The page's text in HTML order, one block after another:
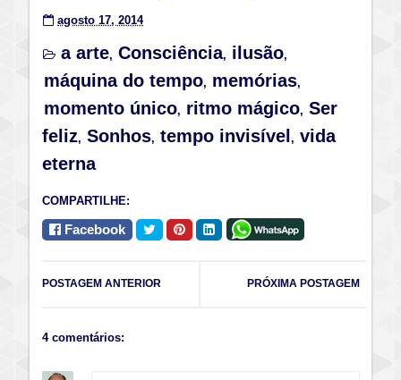
agosto 17, 2014
a arte, Consciência, ilusão,
máquina do tempo, memórias,
momento único, ritmo mágico, Ser
feliz, Sonhos, tempo invisível, vida
eterna
COMPARTILHE:
Facebook
PRÓXIMA POSTAGEM
POSTAGEM ANTERIOR
4 comentários: